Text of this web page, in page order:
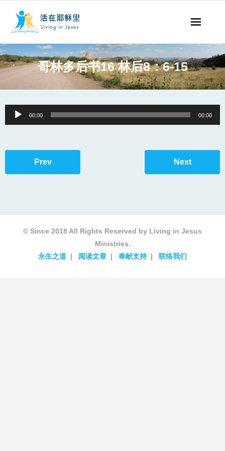
事工概要
阅读文章
哥林多后书16 林后8：6-15
Audio
Player
00:00 00:00
Prev Next
© Since 2018 All Rights Reserved by Living in Jesus
Ministries.
永生之道
阅读文章 奉献支持 联络我们